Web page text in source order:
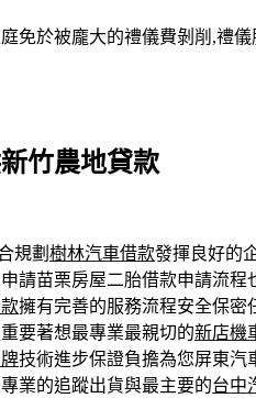
免於被龐大的禮儀費剝削,禮
竹農地貸款
規劃 樹林汽車借款發揮良好的
請苗栗房屋二胎借款申請流程
擁有完善的服務流程安全保密
要著想最專業最親切的新店機
技術進步保證負擔為您屏東汽
業的追蹤出貨與最主要的台中